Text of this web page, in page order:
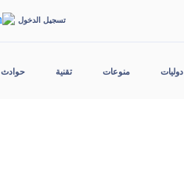
تسجيل الدخول
دوليات منوعات تقنية حوادث